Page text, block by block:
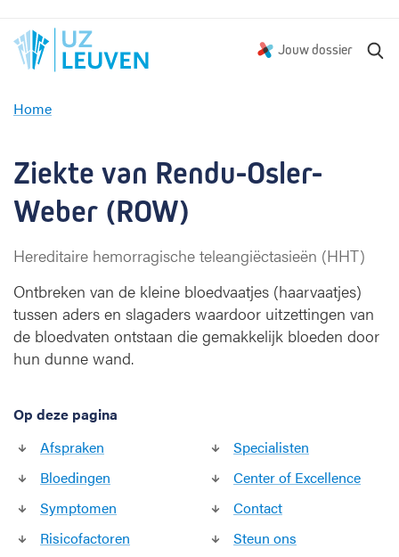
Jouw dossier
Home
e
k
t
e
a
R
e
n
d
O
l
e
-
W
Ziekte van Rendu-Osler-
Weber (ROW)
Hereditaire hemorragische teleangiëctasieën (HHT)
Ontbreken van de kleine bloedvaatjes (haarvaatjes)
tussen aders en slagaders waardoor uitzettingen van
de bloedvaten ontstaan die gemakkelijk bloeden door
hun dunne wand.
Op deze pagina
Afspraken
Bloedingen
Symptomen
Risicofactoren
Specialisten
Center of Excellence
Contact
Steun ons